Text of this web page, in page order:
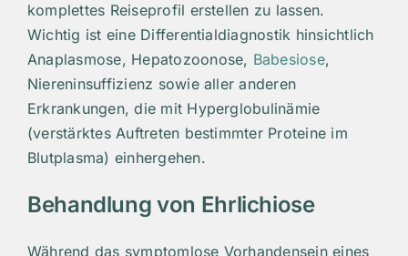
komplettes Reiseprofil erstellen zu lassen.
Wichtig ist eine Differentialdiagnostik hinsichtlich
Anaplasmose, Hepatozoonose, Babesiose,
Niereninsuffizienz sowie aller anderen
Erkrankungen, die mit Hyperglobulinämie
(verstärktes Auftreten bestimmter Proteine im
Blutplasma) einhergehen.
Behandlung von Ehrlichiose
Während das symptomlose Vorhandensein eines